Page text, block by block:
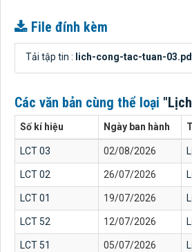
File đính kèm
Tải tập tin : lich-cong-tac-tuan-
Các văn bản cùng thể loại
Số kí hiệu Ngày ban hành
LCT 03 02/08/2026
LCT 02 26/07/2026
LCT 01 19/07/2026
LCT 52 12/07/2026
LCT 51 05/07/2026